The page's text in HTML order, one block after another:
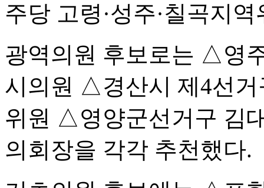
주당 고령·성주·칠곡지
광역의원 후보로는 △영
시의원 △경산시 제4선거
위원 △영양군선거구 김
의회장을 각각 추천했다.